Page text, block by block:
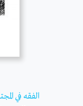
الفقه في